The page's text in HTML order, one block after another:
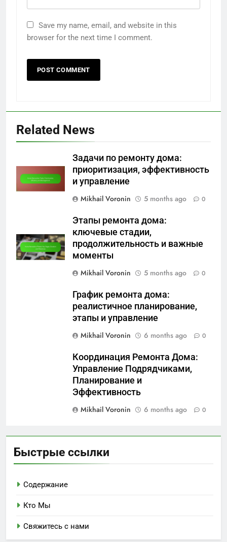
Save my name, email, and website in this
browser for the next time I comment.
Related News
Задачи по ремонту дома:
приоритизация, эффективность
и управление
Mikhail Voronin
5 months ago 0
Этапы ремонта дома:
ключевые стадии,
продолжительность и важные
моменты
Mikhail Voronin
5 months ago 0
График ремонта дома:
реалистичное планирование,
этапы и управление
Mikhail Voronin
6 months ago 0
Координация Ремонта Дома:
Управление Подрядчиками,
Планирование и
Эффективность
Mikhail Voronin
6 months ago 0
Быстрые ссылки
Содержание
Кто Мы
Свяжитесь с нами